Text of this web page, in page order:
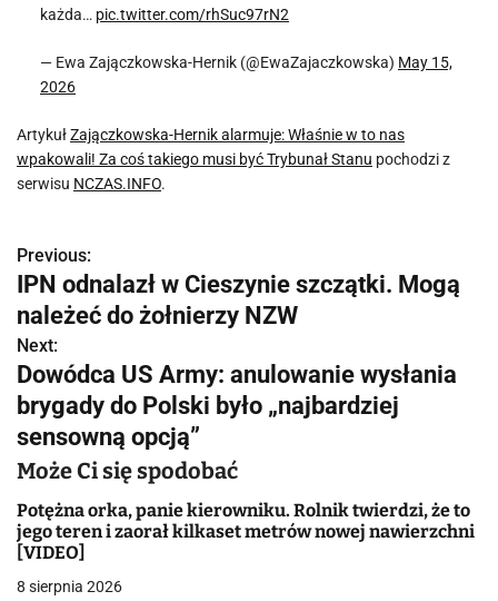
każda… pic.twitter.com/rhSuc97rN2
— Ewa Zajączkowska-Hernik (@EwaZajaczkowska) May 15,
2026
ArtykułZajączkowska-Hernik alarmuje: Właśnie w to nas
wpakowali! Za coś takiego musi być Trybunał Stanu pochodzi z
serwisu NCZAS.INFO.
N
a
w
i
g
a
c
j
Previous:
IPN odnalazł w Cieszynie szczątki. Mogą
należeć do żołnierzy NZW
Next:
Dowódca US Army: anulowanie wysłania
brygady do Polski było „najbardziej
sensowną opcją”
Może Ci się spodobać
Potężna orka, panie kierowniku. Rolnik twierdzi, że to
jego teren i zaorał kilkaset metrów nowej nawierzchni
[VIDEO]
8 sierpnia 2026